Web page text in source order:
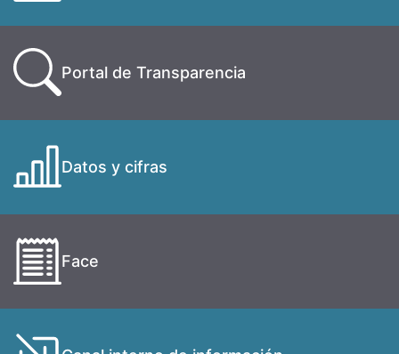
Portal de Transparencia
Datos y cifras
Face